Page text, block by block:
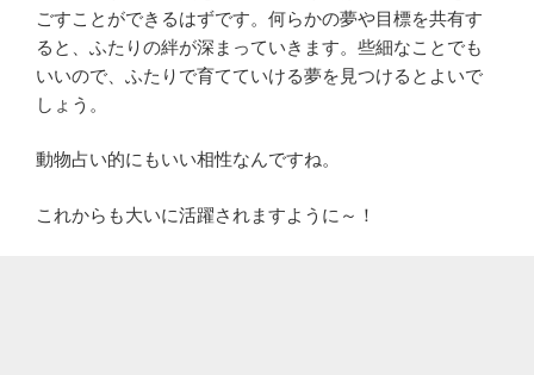
ごすことができるはずです。何らかの夢や目標を共有す
ると、ふたりの絆が深まっていきます。些細なことでも
いいので、ふたりで育てていける夢を見つけるとよいで
しょう。
動物占い的にもいい相性なんですね。
これからも大いに活躍されますように～！